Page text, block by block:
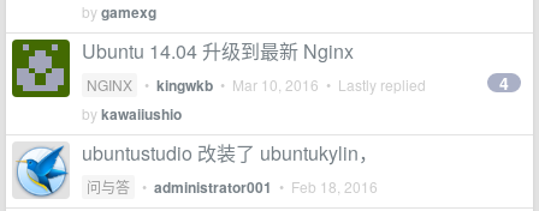
bygamexg
Ubuntu 14.04 升级到最新 Nginx
NGINX • kingwkb • Mar 10, 2016 • Lastly replied
bykawaiiushio
4
ubuntustudio 改装了 ubuntukylin，
问与答 • administrator001 • Feb 18, 2016